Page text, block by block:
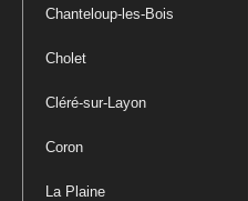
Chanteloup-les-Bois
Cholet
Cléré-sur-Layon
Coron
La Plaine